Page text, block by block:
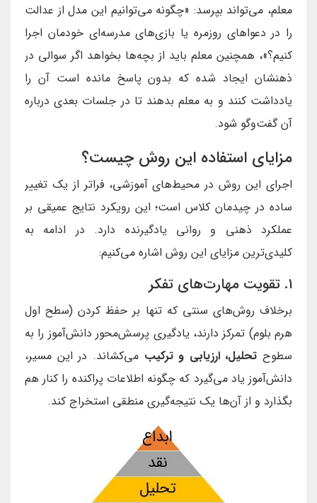
معلم، می‌تواند بپرسد: «چگونه می‌توانیم این مدل از عدالت
را در دعواهای روزمره یا بازی‌های مدرسه‌ای خودمان اجرا
کنیم؟»، همچنین معلم باید از بچه‌ها بخواهد اگر سوالی در
ذهنشان ایجاد شده که بدون پاسخ مانده است آن را
یادداشت کنند و به معلم بدهند تا در جلسات بعدی درباره
آن گفت‌وگو شود.
مزایای استفاده این روش چیست؟
اجرای این روش در محیط‌های آموزشی، فراتر از یک تغییر
ساده در چیدمان کلاس است؛ این رویکرد نتایج عمیقی بر
عملکرد ذهنی و روانی یادگیرنده دارد. در ادامه به
کلیدی‌ترین مزایای این روش اشاره می‌کنیم:
۱. تقویت مهارت‌های تفکر
برخلاف روش‌های سنتی که تنها بر حفظ کردن (سطح اول
هرم بلوم) تمرکز دارند، یادگیری پرسش‌محور دانش‌آموز را به
سطوح تحلیل، ارزیابی و ترکیب می‌کشاند. در این مسیر،
دانش‌آموز یاد می‌گیرد که چگونه اطلاعات پراکنده را کنار هم
بگذارد و از آن‌ها یک نتیجه‌گیری منطقی استخراج کند.